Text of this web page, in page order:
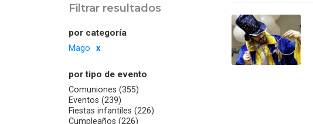
Filtrar resultados
por categoría
Mago
por tipo de evento
Comuniones (355)
Eventos (239)
Fiestas infantiles (226)
Cumpleaños (226)